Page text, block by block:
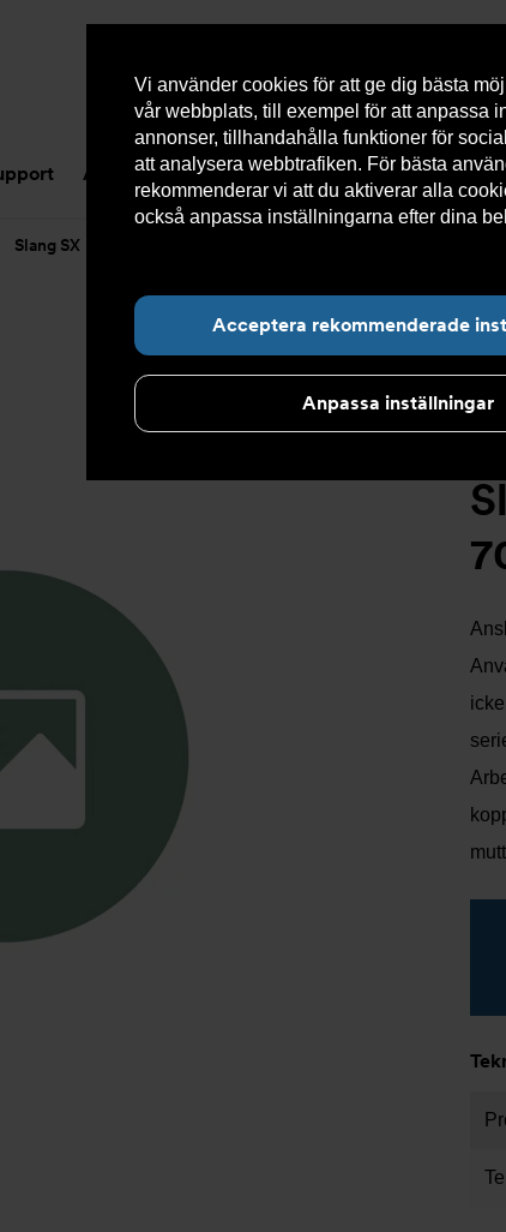
Vi använder cookies för att ge dig bästa
vår webbplats, till exempel för att anpassa
annonser, tillhandahålla funktioner för
att analysera webbtrafiken. För bästa
rekommenderar vi att du aktiverar alla
också anpassa inställningarna efter dina
Acceptera rekommenderade
Anpassa inställningar
Aktuellt Om Armatec Hållbarhet
Slang SX Slang SX DN19 F3/4" x